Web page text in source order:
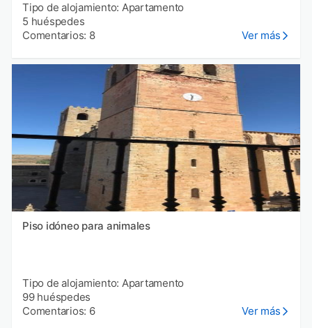
Tipo de alojamiento: Apartamento
5 huéspedes
Comentarios: 8
Ver más
Piso idóneo para animales
Tipo de alojamiento: Apartamento
99 huéspedes
Comentarios: 6
Ver más